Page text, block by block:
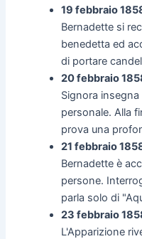
19 febbraio
Bernadette si
benedetta ed
di portare
20 febbraio
Signora
personale. Alla
prova una
21 febbraio
Bernadette è
persone.
parla solo di
23 febbraio
L'Apparizione